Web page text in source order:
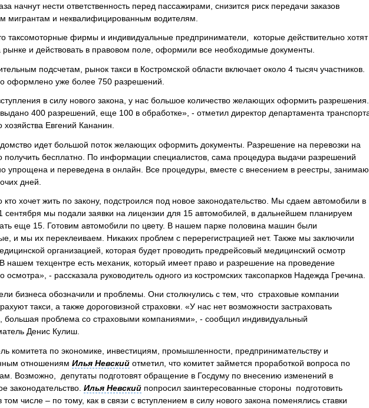
начнут нести ответственность перед пассажирами, снизится риск передачи заказов
мигрантам и неквалифицированным водителям.
таксомоторные фирмы и индивидуальные предприниматели, которые действительно хотят
рынке и действовать в правовом поле, оформили все необходимые документы.
подсчетам, рынок такси в Костромской области включает около 4 тысяч участников.
оформлено уже более 750 разрешений.
в силу нового закона, у нас большое количество желающих оформить разрешения.
400 разрешений, еще 100 в обработке», - отметил директор департамента
хозяйства Евгений Кананин.
идет большой поток желающих оформить документы. Разрешение на перевозки на
получить бесплатно. По информации специалистов, сама процедура выдачи разрешений
упрощена и переведена в онлайн. Все процедуры, вместе с внесением в реестры,
дней.
хочет жить по закону, подстроился под новое законодательство. Мы сдаем автомобили в
сентября мы подали заявки на лицензии для 15 автомобилей, в дальнейшем планируем
еще 15. Готовим автомобили по цвету. В нашем парке половина машин были
и мы их переклеиваем. Никаких проблем с перерегистрацией нет. Также мы заключили
организацией, которая будет проводить предрейсовый медицинский осмотр
нашем техцентре есть механик, который имеет право и разрешение на проведение
осмотра», - рассказала руководитель одного из костромских таксопарков Надежда Гречина.
бизнеса обозначили и проблемы. Они столкнулись с тем, что страховые компании
такси, а также дороговизной страховки. «У нас нет возможности застраховать
большая проблема со страховыми компаниями», - сообщил индивидуальный
Денис Кулиш.
комитета по экономике, инвестициям, промышленности, предпринимательству и
отношениям Илья Невский отметил, что комитет займется проработкой вопроса по
Возможно, депутаты подготовят обращение в Госдуму по внесению изменений в
законодательство. Илья Невский попросил заинтересованные стороны подготовить
том числе – по тому, как в связи с вступлением в силу нового закона поменялись ставки